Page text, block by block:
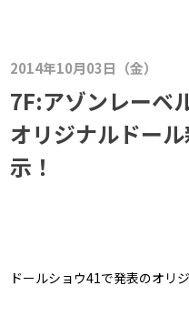
2014年10月03日（金）
7F:アゾンレーベ
オリジナルドー
示！
ドールショウ41で発表のオリ